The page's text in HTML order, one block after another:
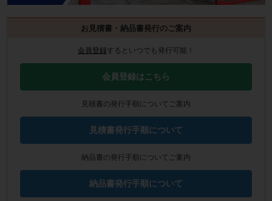
お見積書・納品書発行のご案内
会員登録するといつでも発行可能！
会員登録はこちら
見積書の発行手順についてご案内
見積書発行手順について
納品書の発行手順についてご案内
納品書発行手順について